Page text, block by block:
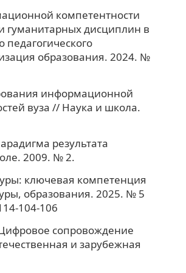
компетентности
гуманитарных дисциплин в
образования. 2024. №
информационной
вуза // Наука и школа.
результата
2009. № 2.
ключевая компетенция
образования. 2025. № 5
104-106
сопровождение
и зарубежная